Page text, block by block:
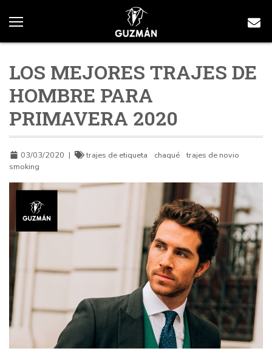
LOS MEJORES TRAJES DE
HOMBRE PARA
PRIMAVERA 2020
03/03/2020 | trajes de etiqueta chaqué
trajes de novio
smoking